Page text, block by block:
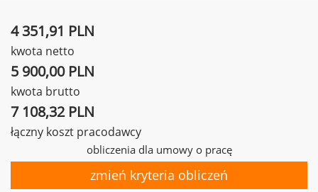
4 351,91 PLN
kwota netto
5 900,00 PLN
kwota brutto
7 108,32 PLN
łączny koszt pracodawcy
obliczenia dla umowy o pracę
zmień kryteria obliczeń